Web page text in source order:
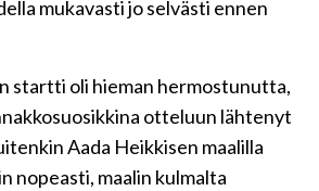
mukavasti jo selvästi ennen
startti oli hieman hermostunutta,
otteluun lähtenyt
Aada Heikkisen maalilla
nopeasti, maalin kulmalta